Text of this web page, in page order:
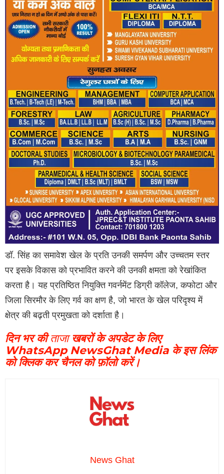
डॉ. सिंह का समावेश खेल के प्रति उनकी समर्पण और उच्चतम स्तर
पर इसके विकास को प्रभावित करने की उनकी क्षमता को रेखांकित
करता है। यह प्रतिष्ठित नियुक्ति गवर्नमेंट डिग्री कॉलेज, कफोटा और
जिला सिरमौर के लिए गर्व का क्षण है, जो भारत के खेल परिदृश्य में
क्षेत्र की बढ़ती प्रमुखता को दर्शाता है।
दिन भर कीताजाखबरों के अपडेट के लिए
WhatsApp NewsGhat Media के इस लिंक
को क्लिक कर चैनल को फ़ॉलो करें।
News Ghat